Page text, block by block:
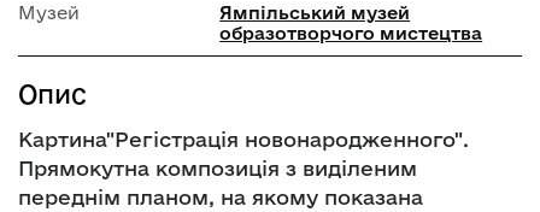
Музей
Ямпільський музей
образотворчого мистецтва
Опис
Картина"Регістрація новонародженного".
Прямокутна композиція з виділеним
переднім планом, на якому показана